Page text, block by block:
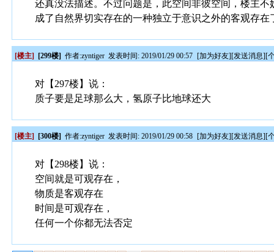
还真没法描述。不过问题是，此空间非彼空间，楼主
成了自然界切实存在的一种独立于意识之外的客观存在
[楼主] [299楼] 作者:zyntiger 发表时间: 2019/01/29 00:57 [加为好友][发送消息][
对【297楼】说：
质子要是足球那么大，氢原子比地球还大
[楼主] [300楼] 作者:zyntiger 发表时间: 2019/01/29 00:58 [加为好友][发送消息][
对【298楼】说：
空间就是可观存在，
物质是客观存在
时间是可观存在，
任何一个你都无法否定